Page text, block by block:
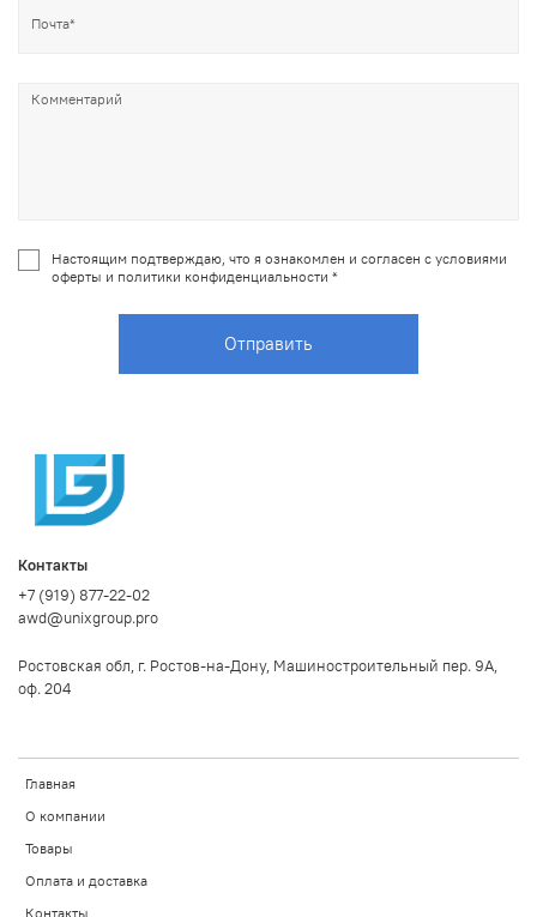
Настоящим подтверждаю, что я ознакомлен и согласен с условиями
оферты и политики конфиденциальности *
Отправить
Главная
О компании
Товары
Оплата и доставка
Контакты
Контакты
+7 (919) 877-22-02
awd@unixgroup.pro
Ростовская обл, г. Ростов-на-Дону, Машиностроительный пер. 9А,
оф. 204